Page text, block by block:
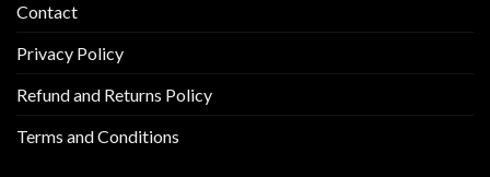
Contact
Privacy Policy
Refund and Returns Policy
Terms and Conditions